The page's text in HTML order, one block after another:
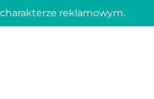
reklamowym.